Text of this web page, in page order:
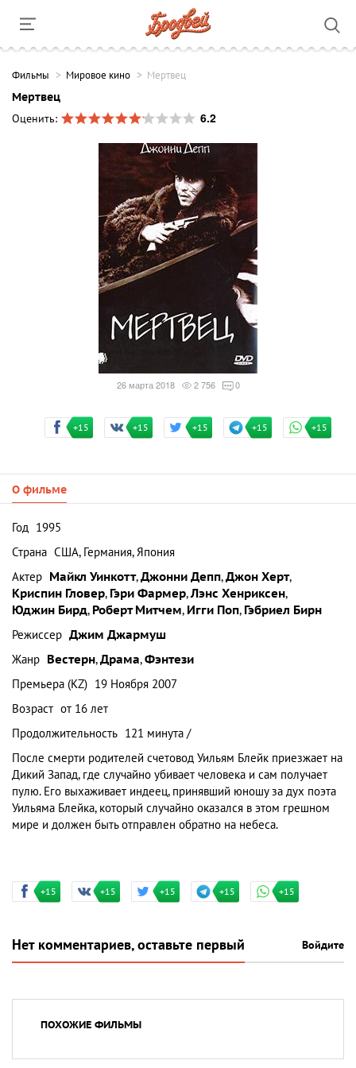
Фильмы Мировое кино Мертвец
Мертвец
Оценить:
6.2
26 марта 2018 2 756 0
+15 +15 +15 +15 +15
О фильме
Год 1995
Страна США, Германия, Япония
Актер Майкл Уинкотт,Джонни Депп,Джон Херт,
Криспин Гловер, Гэри Фармер,Лэнс Хенриксен,
Юджин Бирд, Роберт Митчем, Игги Поп, Гэбриел Бирн
Режиссер Джим Джармуш
Жанр Вестерн,Драма,Фэнтези
Премьера (KZ) 19 Ноября 2007
Возраст от 16 лет
Продолжительность 121 минута /
После смерти родителей счетовод Уильям Блейк приезжает на
Дикий Запад, где случайно убивает человека и сам получает
пулю. Его выхаживает индеец, принявший юношу за дух поэта
Уильяма Блейка, который случайно оказался в этом грешном
мире и должен быть отправлен обратно на небеса.
+15 +15 +15 +15 +15
Нет комментариев, оставьте первый Войдите
ПОХОЖИЕ ФИЛЬМЫ